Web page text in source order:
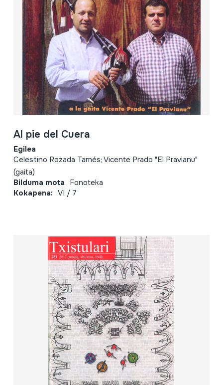
Al pie del Cuera
Egilea
Celestino Rozada Tamés; Vicente Prado "El Pravianu"
(gaita)
Bilduma mota Fonoteka
Kokapena: VI / 7